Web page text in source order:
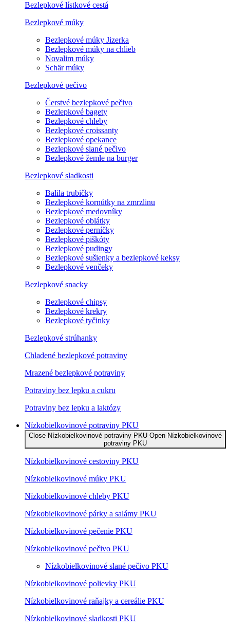
Bezlepkové lístkové cestá
Bezlepkové múky
Bezlepkové múky Jizerka
Bezlepkové múky na chlieb
Novalim múky
Schär múky
Bezlepkové pečivo
Čerstvé bezlepkové pečivo
Bezlepkové bagety
Bezlepkové chleby
Bezlepkové croissanty
Bezlepkové opekance
Bezlepkové slané pečivo
Bezlepkové žemle na burger
Bezlepkové sladkosti
Balila trubičky
Bezlepkové kornútky na zmrzlinu
Bezlepkové medovníky
Bezlepkové oblátky
Bezlepkové perníčky
Bezlepkové piškóty
Bezlepkové pudingy
Bezlepkové sušienky a bezlepkové keksy
Bezlepkové venčeky
Bezlepkové snacky
Bezlepkové chipsy
Bezlepkové krekry
Bezlepkové tyčinky
Bezlepkové strúhanky
Chladené bezlepkové potraviny
Mrazené bezlepkové potraviny
Potraviny bez lepku a cukru
Potraviny bez lepku a laktózy
Nízko­bielkovinové potraviny PKU
Close Nízko­bielkovinové potraviny PKU Open Nízko­bielkovinové
potraviny PKU
Nízko­bielkovinové cestoviny PKU
Nízko­bielkovinové múky PKU
Nízkobielkovinové chleby PKU
Nízkobielkovinové párky a salámy PKU
Nízkobielkovinové pečenie PKU
Nízkobielkovinové pečivo PKU
Nízkobielkovinové slané pečivo PKU
Nízkobielkovinové polievky PKU
Nízkobielkovinové raňajky a cereálie PKU
Nízkobielkovinové sladkosti PKU